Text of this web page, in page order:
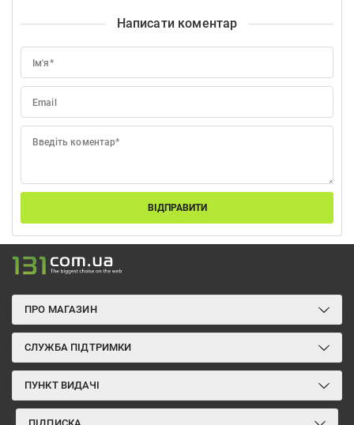
Написати коментар
Ім'я*
Email
Введіть коментар*
ВІДПРАВИТИ
ПРО МАГАЗИН
СЛУЖБА ПІДТРИМКИ
ПУНКТ ВИДАЧІ